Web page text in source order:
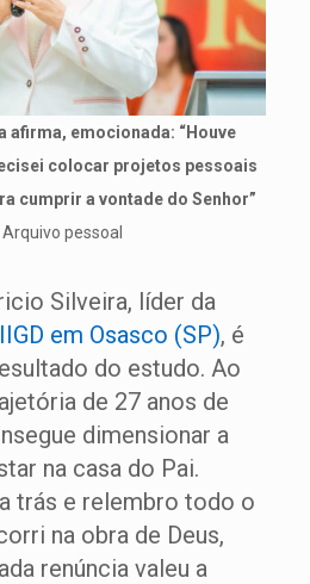
afirma, emocionada: “Houve
colocar projetos pessoais
cumprir a vontade do Senhor”
Arquivo pessoal
Silveira, líder da
IIGD em Osasco (SP), é
do estudo. Ao
de 27 anos de
dimensionar a
na casa do Pai.
trás e relembro todo o
na obra de Deus,
renúncia valeu a